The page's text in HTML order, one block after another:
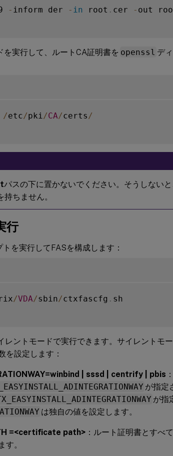
- inform der - in root . cer - out
実行して、ルートCA証明書を openssl デ
/etc/pki /CA/certs /
パスの下に置かないでください。そうしない
ちません。
行
トを実行してFASを構成します：
/VDA/sbin/ctxfascfg . sh
レントモードで実行できます。サイレントモ
を設定します：
| sssd | centrify | pbis
が指定
が指
は独自の値を設定します。
=<certificate path> ：ルート証明書とすべ
す。